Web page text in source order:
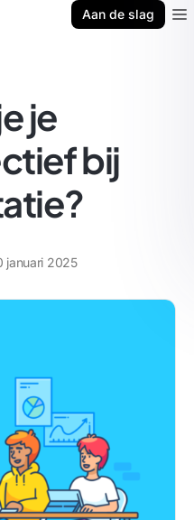
Aan de slag
je
bij
januari 2025